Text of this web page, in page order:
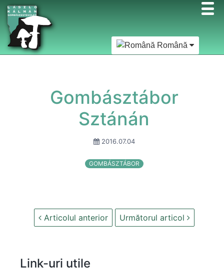
Română
Gombásztábor
Sztánán
2016.07.04
GOMBÁSZTÁBOR
Articolul anterior Următorul articol
Link-uri utile